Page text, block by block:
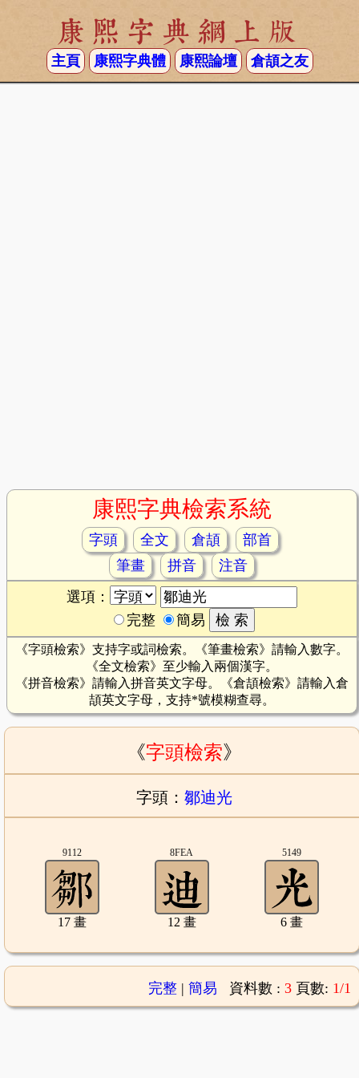
康熙字典網上版
主頁 康熙字典體 康熙論壇 倉頡之友
康熙字典檢索系統
字頭 全文 倉頡
部首
筆畫
拼音
注音
選項：
完整
簡易
《字頭檢索》支持字或詞檢索。《筆畫檢索》請輸入數字。
《全文檢索》至少輸入兩個漢字。
《拼音檢索》請輸入拼音英文字母。《倉頡檢索》請輸入倉
頡英文字母，支持*號模糊查尋。
《字頭檢索》
字頭： 鄒迪光
9112
17 畫
8FEA
12 畫
5149
6 畫
完整| 簡易 資料數 : 3 頁數: 1/1